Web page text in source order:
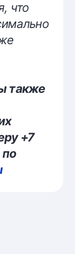
что
также
+7